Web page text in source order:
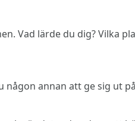
Vad lärde du dig? Vilka
annan att ge sig ut